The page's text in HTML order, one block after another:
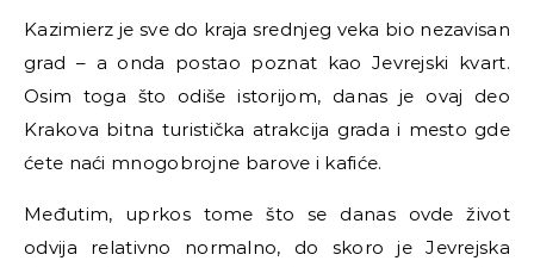
Kazimierz je sve do kraja srednjeg veka bio nezavisan
grad – a onda postao poznat kao Jevrejski kvart.
Osim toga što odiše istorijom, danas je ovaj deo
Krakova bitna turistička atrakcija grada i mesto gde
ćete naći mnogobrojne barove i kafiće.
Međutim, uprkos tome što se danas ovde život
odvija relativno normalno, do skoro je Jevrejska